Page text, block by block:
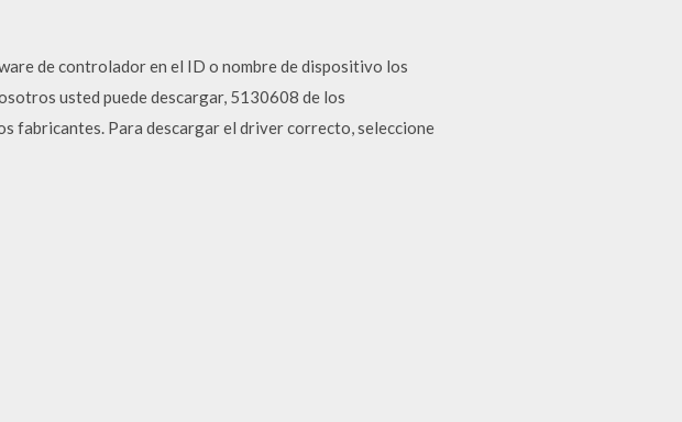
de controlador en el ID o nombre de dispositivo los
usted puede descargar, 5130608 de los
fabricantes. Para descargar el driver correcto, seleccione